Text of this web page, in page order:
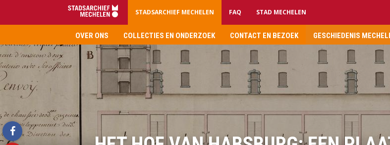
STADSARCHIEF MECHELEN FAQ STAD MECHELEN
OVER ONS COLLECTIES EN ONDERZOEK CONTACT EN BEZOEK GESCHIEDENIS
Stadsarchief
Mechelen